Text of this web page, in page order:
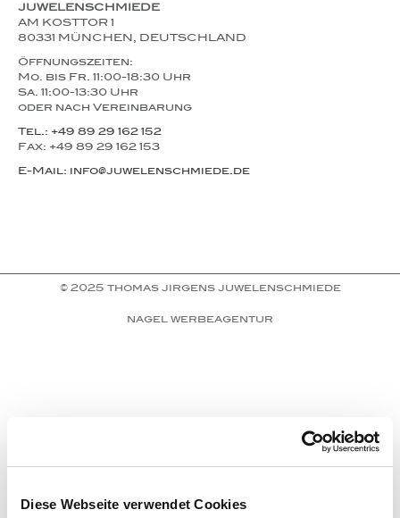
Diese Webseite verwendet Cookies
JUWELENSCHMIEDE
AM KOSTTOR 1
80331 MÜNCHEN, DEUTSCHLAND
Öffnungszeiten:
Mo. bis Fr. 11:00-18:30 Uhr
Sa. 11:00-13:30 Uhr
oder nach Vereinbarung
Tel.: +49 89 29 162 152
Fax: +49 89 29 162 153
E-Mail: info@juwelenschmiede.de
© 2025 thomas jirgens juwelenschmiede
nagel werbeagentur